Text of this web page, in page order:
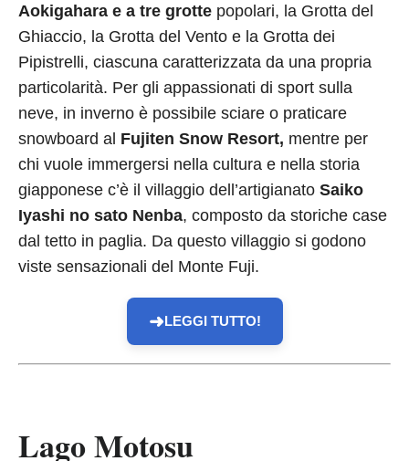
Aokigahara e a tre grotte popolari, la Grotta del
Ghiaccio, la Grotta del Vento e la Grotta dei
Pipistrelli, ciascuna caratterizzata da una propria
particolarità. Per gli appassionati di sport sulla
neve, in inverno è possibile sciare o praticare
snowboard al Fujiten Snow Resort, mentre per
chi vuole immergersi nella cultura e nella storia
giapponese c’è il villaggio dell’artigianato Saiko
Iyashi no sato Nenba, composto da storiche case
dal tetto in paglia. Da questo villaggio si godono
viste sensazionali del Monte Fuji.
➜LEGGI TUTTO!
Lago Motosu